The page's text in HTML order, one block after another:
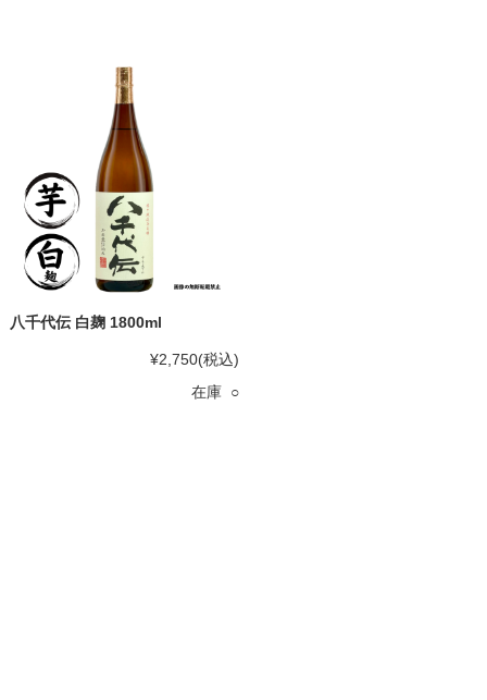
八千代伝 白麹 1800ml
¥2,750(税込)
在庫 ○